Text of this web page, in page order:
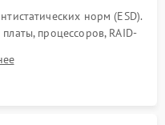
норм (ESD).
процессоров, RAID-
на наличие термических
или окислений.